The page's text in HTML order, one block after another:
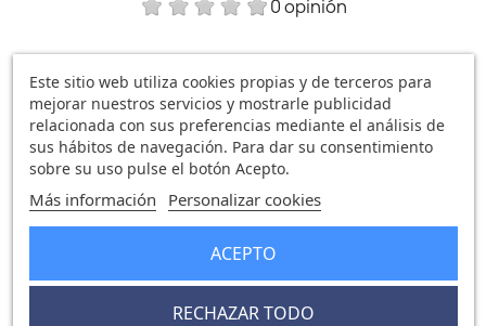
0 opinión
FUERA DE STOCK favorite_border
Este sitio web utiliza cookies propias y de terceros para
mejorar nuestros servicios y mostrarle publicidad
relacionada con sus preferencias mediante el análisis de
sus hábitos de navegación. Para dar su consentimiento
sobre su uso pulse el botón Acepto.
Más información Personalizar cookies
RECHAZAR TODO
ACEPTO